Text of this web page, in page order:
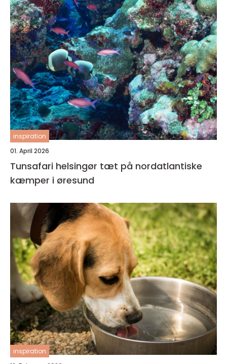
inspiration
01. April 2026
Tunsafari helsingør tæt på nordatlantiske
kæmper i øresund
inspiration